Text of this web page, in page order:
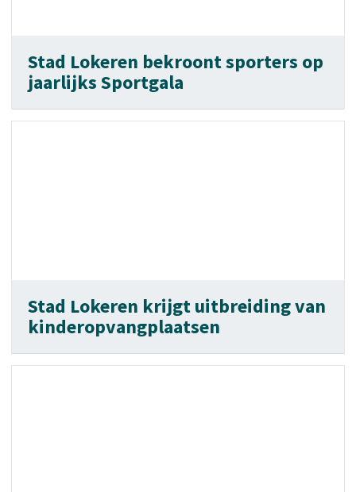
Stad Lokeren bekroont sporters op
jaarlijks Sportgala
Stad Lokeren krijgt uitbreiding van
kinderopvangplaatsen